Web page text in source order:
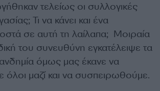
τελείως οι συλλογικές
Τι να κάνει και ένα
σε αυτή τη λαίλαπα; Μοιραία
του συνευθύνη εγκατέλειψε τα
όμως μας έκανε να
μαζί και να συσπειρωθούμε.